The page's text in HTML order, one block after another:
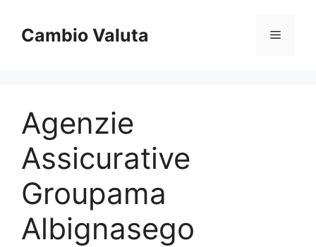
contenuto
Cambio Valuta Menu
Agenzie
Assicurative
Groupama
Albignasego